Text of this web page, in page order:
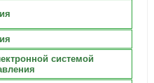
системой